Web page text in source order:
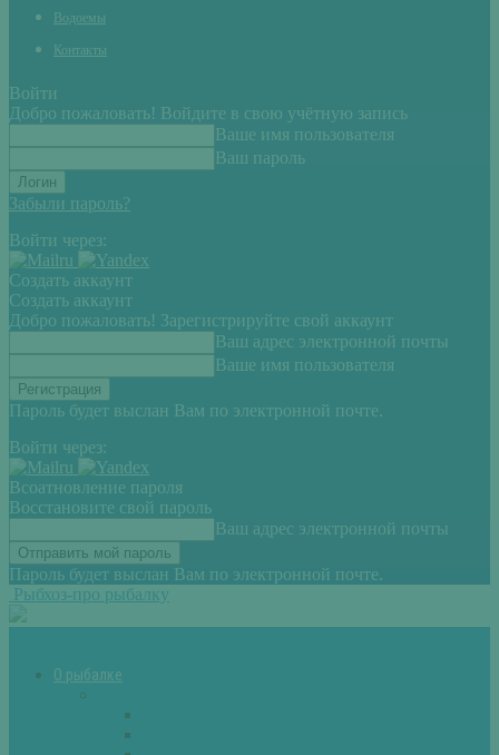
Водоемы
Контакты
Войти
Добро пожаловать! Войдите в свою учётную запись
Ваше имя пользователя
Ваш пароль
Забыли пароль?
Войти через:
Создать аккаунт
Создать аккаунт
Добро пожаловать! Зарегистрируйте свой аккаунт
Ваш адрес электронной почты
Ваше имя пользователя
Пароль будет выслан Вам по электронной почте.
Войти через:
Всоатновление пароля
Восстановите свой пароль
Ваш адрес электронной почты
Пароль будет выслан Вам по электронной почте.
Рыбхоз-про рыбалку
О рыбалке